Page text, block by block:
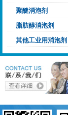
聚醚消泡剂
脂肪醇消泡剂
其他工业用消泡剂